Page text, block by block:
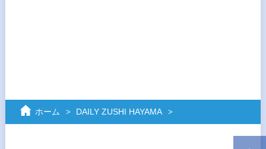
ホーム DAILY ZUSHI HAYAMA